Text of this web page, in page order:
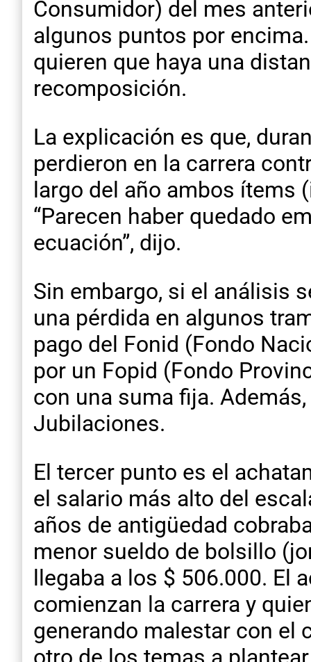
Consumidor) del mes
algunos puntos por
quieren que haya una
recomposición.
La explicación es que,
perdieron en la carrera
largo del año ambos ítems
“Parecen haber quedado
ecuación”, dijo.
Sin embargo, si el análisis
una pérdida en algunos
pago del Fonid (Fondo
por un Fopid (Fondo
con una suma fija.
Jubilaciones.
El tercer punto es el
el salario más alto del
años de antigüedad
menor sueldo de bolsillo
llegaba a los $ 506.000. El
comienzan la carrera y
generando malestar con el